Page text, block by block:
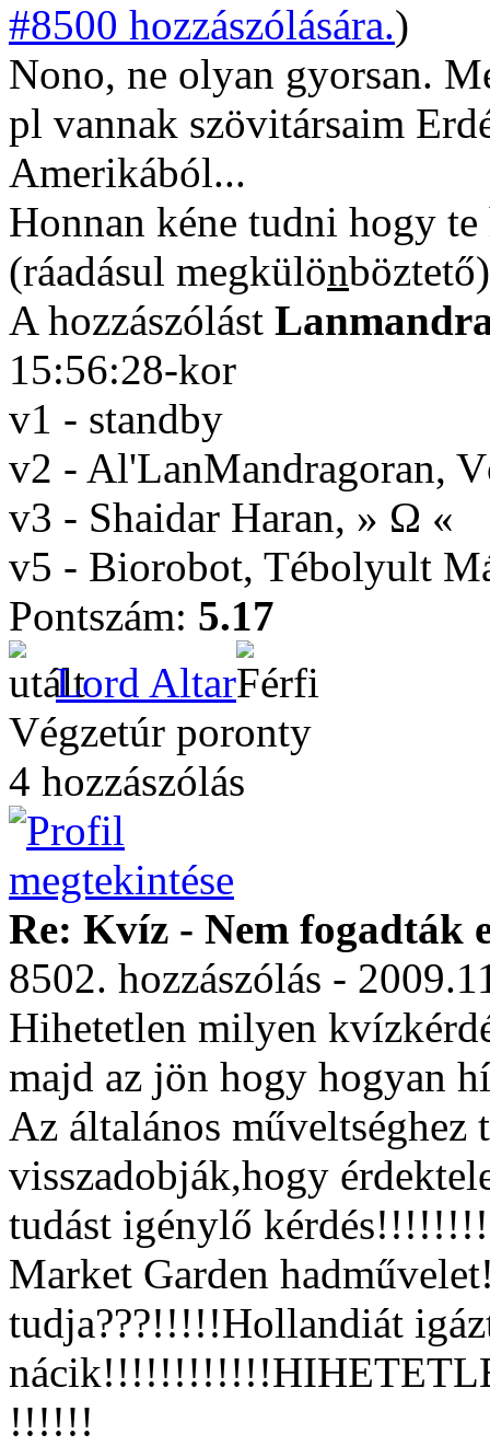
#8500 hozzászólására.)
Nono, ne olyan gyorsan.
pl vannak szövitársaim
Amerikából...
Honnan kéne tudni hogy
(ráadásul megkülönböztető)
A hozzászólást
15:56:28-kor
v1 - standby
v2 - Al'LanMandragoran,
v3 - Shaidar Haran, » Ω «
v5 - Biorobot, Tébolyult
Pontszám: 5.17
Lord Altar
Végzetúr poronty
4 hozzászólás
Re: Kvíz - Nem fogadták
8502. hozzászólás -
Hihetetlen milyen
majd az jön hogy hogyan
Az általános műveltséghez
visszadobják,hogy
tudást igénylő
Market Garden
tudja???!!!!!Hollandiát
!!!!!!